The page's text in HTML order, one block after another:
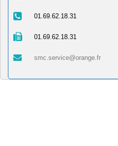
01.69.62.18.31
01.69.62.18.31
smc.service@orange.fr